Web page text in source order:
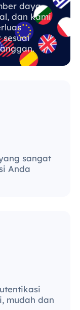
daya
dan kami
sangat
Anda
mudah dan